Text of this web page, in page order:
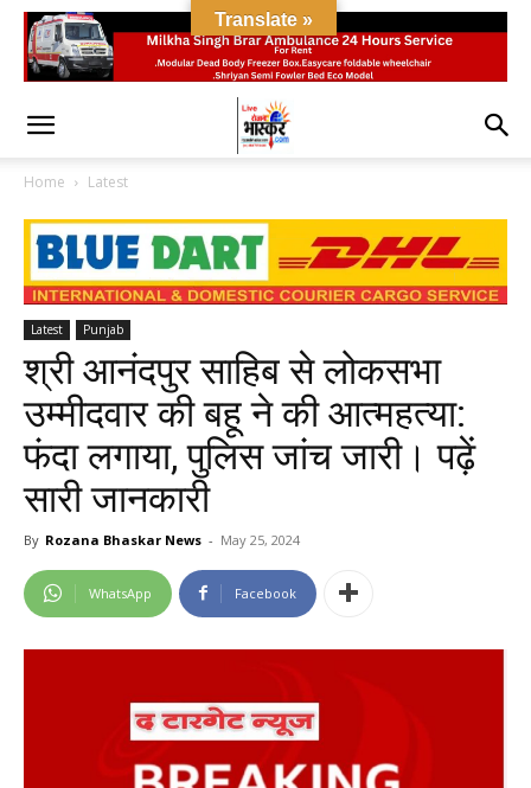
Home Latest
Latest Punjab
श्री आनंदपुर साहिब से लोकसभा
उम्मीदवार की बहू ने की आत्महत्या:
फंदा लगाया, पुलिस जांच जारी। पढ़ें
सारी जानकारी
By Rozana Bhaskar News - May 25, 2024
WhatsApp Facebook
Translate »